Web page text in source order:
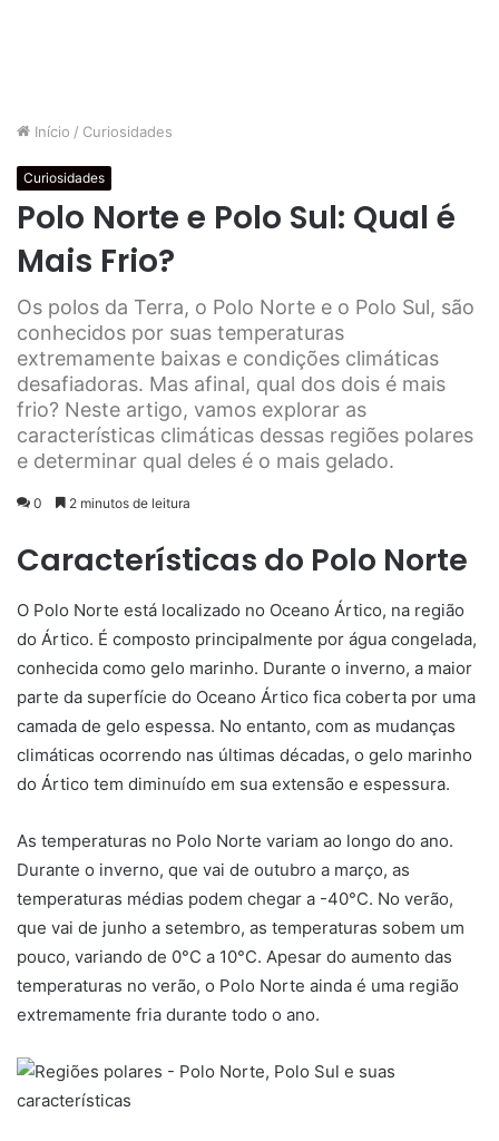
Início / Curiosidades
Curiosidades
Polo Norte e Polo Sul: Qual é
Mais Frio?
Os polos da Terra, o Polo Norte e o Polo Sul, são
conhecidos por suas temperaturas
extremamente baixas e condições climáticas
desafiadoras. Mas afinal, qual dos dois é mais
frio? Neste artigo, vamos explorar as
características climáticas dessas regiões polares
e determinar qual deles é o mais gelado.
0 2 minutos de leitura
Características do Polo Norte
O Polo Norte está localizado no Oceano Ártico, na região
do Ártico. É composto principalmente por água congelada,
conhecida como gelo marinho. Durante o inverno, a maior
parte da superfície do Oceano Ártico fica coberta por uma
camada de gelo espessa. No entanto, com as mudanças
climáticas ocorrendo nas últimas décadas, o gelo marinho
do Ártico tem diminuído em sua extensão e espessura.
As temperaturas no Polo Norte variam ao longo do ano.
Durante o inverno, que vai de outubro a março, as
temperaturas médias podem chegar a -40°C. No verão,
que vai de junho a setembro, as temperaturas sobem um
pouco, variando de 0°C a 10°C. Apesar do aumento das
temperaturas no verão, o Polo Norte ainda é uma região
extremamente fria durante todo o ano.